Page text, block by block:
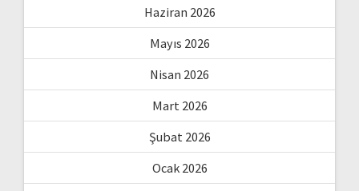
Haziran 2026
Mayıs 2026
Nisan 2026
Mart 2026
Şubat 2026
Ocak 2026